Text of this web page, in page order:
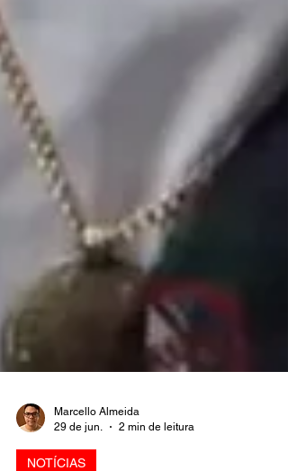
Marcello Almeida
29 de jun.